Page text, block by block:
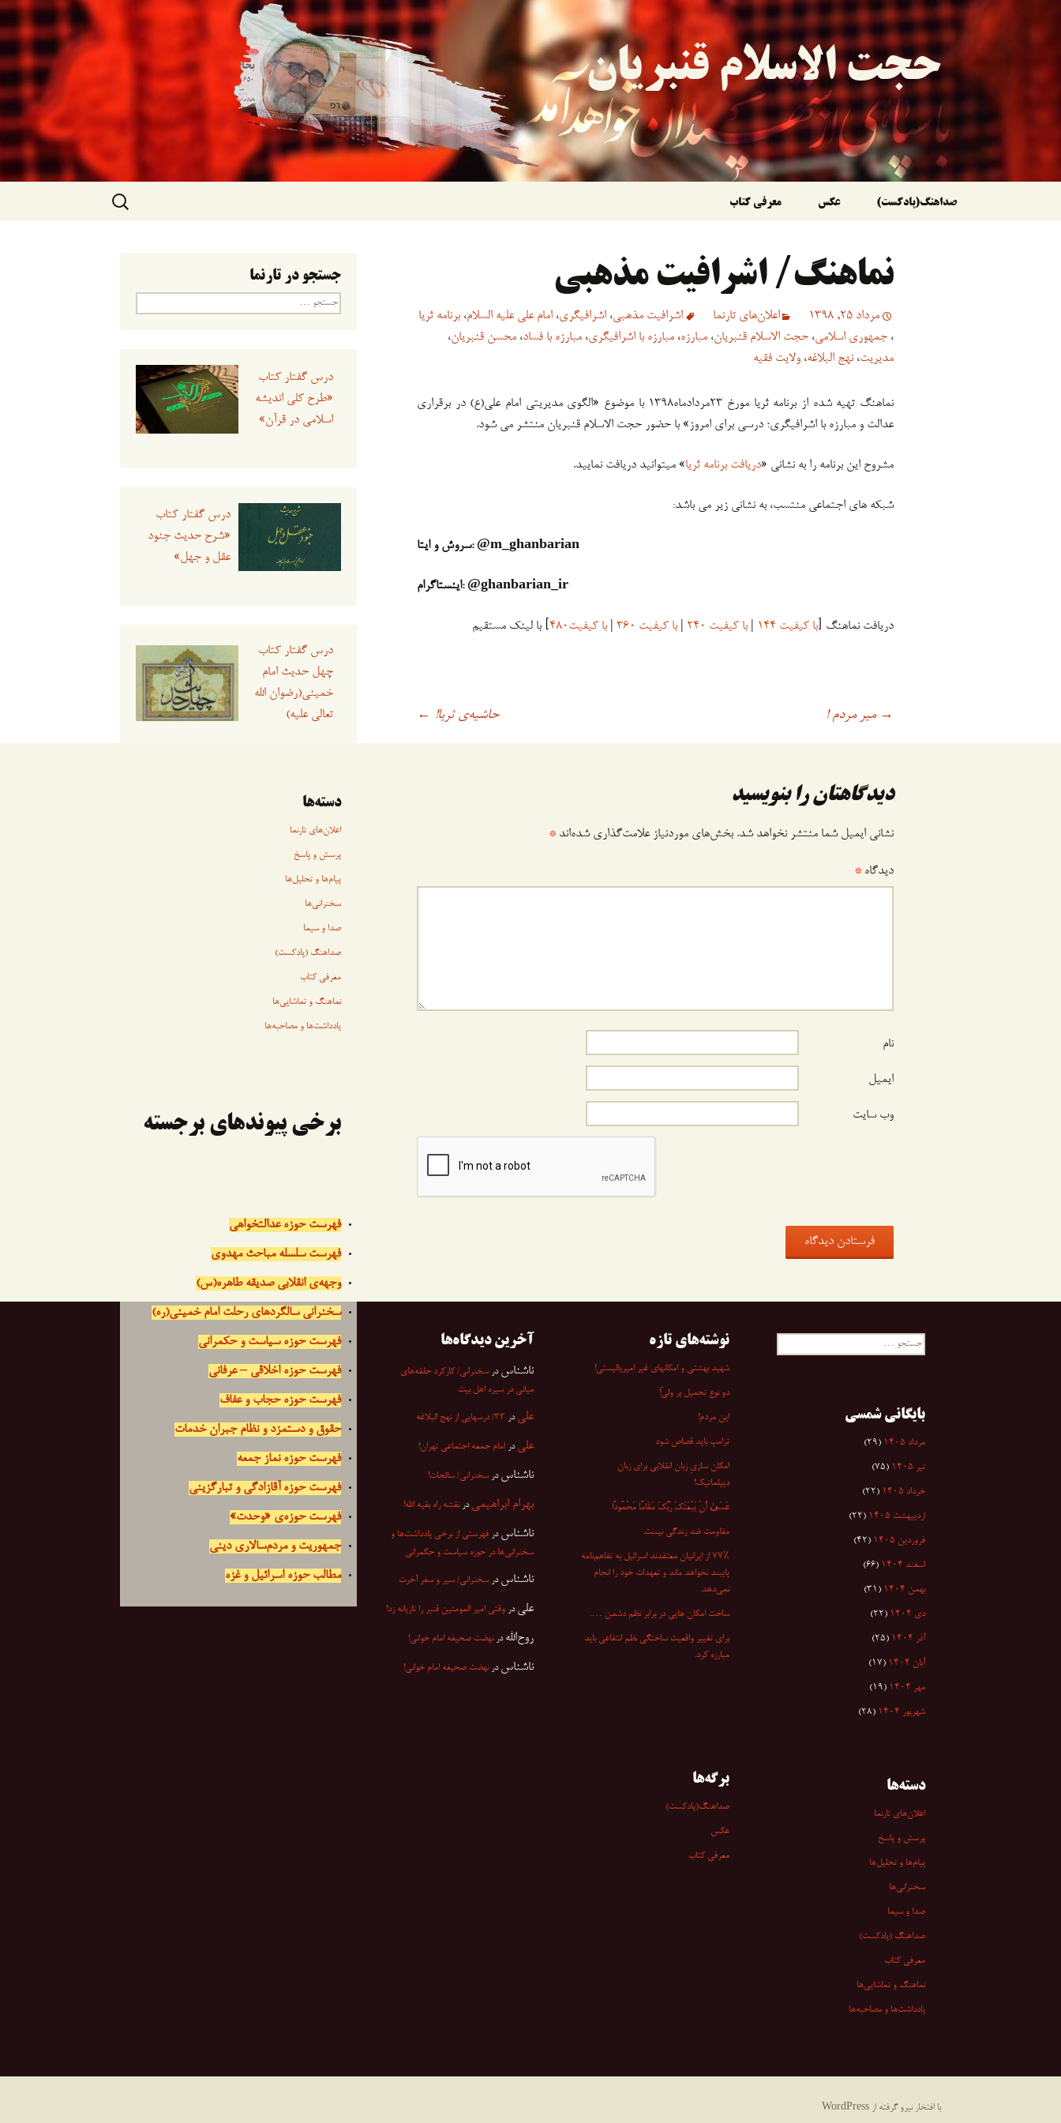
حجت الاسلام قنبریان
رفتن
نوشته‌ها
صداهنگ(پادکست) عکس معرفی کتاب
جستجو
برای:
نماهنگ/ اشرافیت مذهبی
مرداد 25, 1398 اعلان‌های تارنما اشرافیت مذهبی، اشرافیگری، امام علی علیه السلام، برنامه ثریا
، جمهوری اسلامی، حجت الاسلام قنبریان، مبارزه، مبارزه با اشرافیگری، مبارزه با فساد، محسن قنبریان،
مدیریت، نهج البلاغه، ولایت فقیه
نماهنگ تهیه شده از برنامه ثریا مورخ ۲۳مردادماه۱۳۹۸ با موضوع «الگوی مدیریتی امام علی(ع) در برقراری
عدالت و مبارزه با اشرافیگری؛ درسی برای امروز» با حضور حجت الاسلام قنبریان منتشر می شود.
مشروح این برنامه را به نشانی «دریافت برنامه ثریا» میتوانید دریافت نمایید.
شبکه های اجتماعی منتسب، به نشانی زیر می باشد:
سروش و ایتا: @m_ghanbarian
اینستاگرام: @ghanbarian_ir
دریافت نماهنگ [با کیفیت ۱۴۴ با کیفیت ۲۴۰ با کیفیت ۳۶۰ با کیفیت۴۸۰ ] با لینک مستقیم
→ میر مردم ! حاشیه‌ی ثریا! ←
دیدگاهتان را بنویسید
نشانی ایمیل شما منتشر نخواهد شد. بخش‌های موردنیاز علامت‌گذاری شده‌اند *
دیدگاه *
نام
ایمیل
وب‌ سایت
جستجو در تارنما
جستجو
درس گفتار کتاب
«طرح کلی اندیشه
اسلامی در قرآن»
درس گفتار کتاب
«شرح حدیث جنود
عقل و جهل»
درس گفتار کتاب
چهل حدیث امام
خمینی(رضوان الله
تعالی علیه)
دسته‌ها
اعلان‌های تارنما
پرسش و پاسخ
پیام‌ها و تحلیل‌ها
سخنرانی‏‏‌ها
صدا و سیما
صداهنگ (پادکست)
معرفی کتاب
نماهنگ و تماشایی‌ها
یادداشت‌ها و مصاحبه‌ها
برخی پیوندهای برجسته
فهرست حوزه عدالتخواهی
فهرست سلسله مباحث مهدوی
وجهه‌ی انقلابی صدیقه طاهره(س)
سخنرانی سالگردهای رحلت امام خمینی(ره)
فهرست حوزه سیاست و حکمرانی
فهرست حوزه اخلاقی – عرفانی
فهرست حوزه حجاب و عفاف
حقوق و دستمزد و نظام جبران خدمات
فهرست حوزه نماز جمعه
فهرست حوزه آقازادگی و تبارگزینی
فهرست حوزه‌ی «وحدت»
جمهوریت و مردم‌سالاری دینی
مطالب حوزه اسرائیل و غزه
جستجو
نوشته‌های تازه
شهید بهشتی و امکانهای غیر امپریالیستی!
دو نوع تحمیل بر ولیّ!
این مردم!
ترامپ باید قصاص شود
امکان سازیِ زبان انقلابی برای زبان
دیپلماتیک!
عَسَىٰ أَنْ یَبْعَثَکَ رَبُّکَ مَقَامًا مَحْمُودًا
مقاومت ضد زندگی نیست.
۷۷٪ از ایرانیان معتقدند اسرائیل به تفاهم‌نامه
پایبند نخواهد ماند و تعهدات خود را انجام
نمی‌دهد.
ساخت امکان هایی در برابر نظم دشمن ….
برای تغییر واقعیت ساختگی نظم انتفاعی باید
مبارزه کرد.
آخرین دیدگاه‌ها
ناشناس در سخنرانی/ کارکرد حلقه‌های
میانی در سیره اهل بیت
علی در ۳۳/ درسهایی از نهج البلاغه
علی در امام جمعه اجتماعی تهران!
ناشناس در سخنرانی/ سائحات!
بهرام ابراهیمی درنقشه راه بقیه الله!
ناشناس در فهرستی از برخی یادداشت‌ها و
سخنرانی‌ها در حوزه سیاست و حکمرانی
ناشناس در سخنرانی/ سیر و سفر آخرت
علی در وقتی امیر المومنین قنبر را تازیانه زد!
روح‌الله درنهضت صحیفه امام خوانی!
ناشناس درنهضت صحیفه امام خوانی!
بایگانی شمسی
مرداد ۱۴۰۵ (۲۹)
تیر ۱۴۰۵ (۷۵)
خرداد ۱۴۰۵ (۲۲)
اردیبهشت ۱۴۰۵ (۲۲)
فروردین ۱۴۰۵ (۴۲)
اسفند ۱۴۰۴ (۶۶)
بهمن ۱۴۰۴ (۳۱)
دی ۱۴۰۴ (۲۲)
آذر ۱۴۰۴ (۲۵)
آبان ۱۴۰۴ (۱۷)
مهر ۱۴۰۴ (۱۹)
شهریور ۱۴۰۴ (۲۸)
برگه‌ها
صداهنگ(پادکست)
عکس
معرفی کتاب
دسته‌ها
اعلان‌های تارنما
پرسش و پاسخ
پیام‌ها و تحلیل‌ها
سخنرانی‏‏‌ها
صدا و سیما
صداهنگ (پادکست)
معرفی کتاب
نماهنگ و تماشایی‌ها
یادداشت‌ها و مصاحبه‌ها
با افتخار نیرو گرفته از WordPress